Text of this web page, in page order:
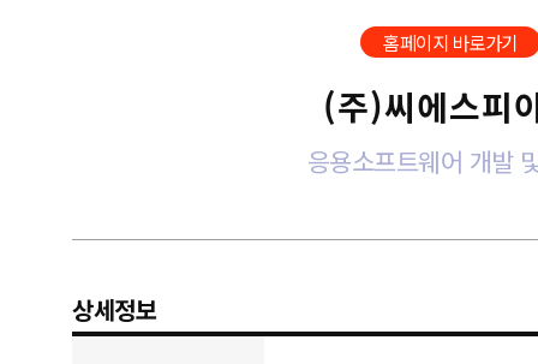
홈페이지 바로가기
(주)씨에스피
응용소프트웨어 개발
상세정보